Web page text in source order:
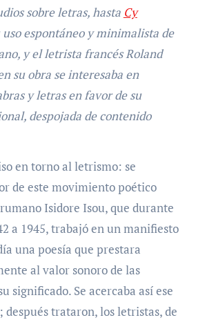
sobre letras, hasta Cy
espontáneo y minimalista de
y el letrista francés Roland
su obra se interesaba en
y letras en favor de su
despojada de contenido
en torno al letrismo: se
de este movimiento poético
Isidore Isou, que durante
a 1945, trabajó en un manifiesto
una poesía que prestara
al valor sonoro de las
significado. Se acercaba así ese
después trataron, los letristas, de